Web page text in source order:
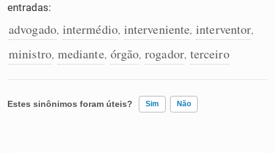
Cata-letras
Caça-palavras
entradas:
advogado, intermédio, interveniente, interventor,
ministro, mediante, órgão, rogador, terceiro
Estes sinônimos foram úteis? Sim Não